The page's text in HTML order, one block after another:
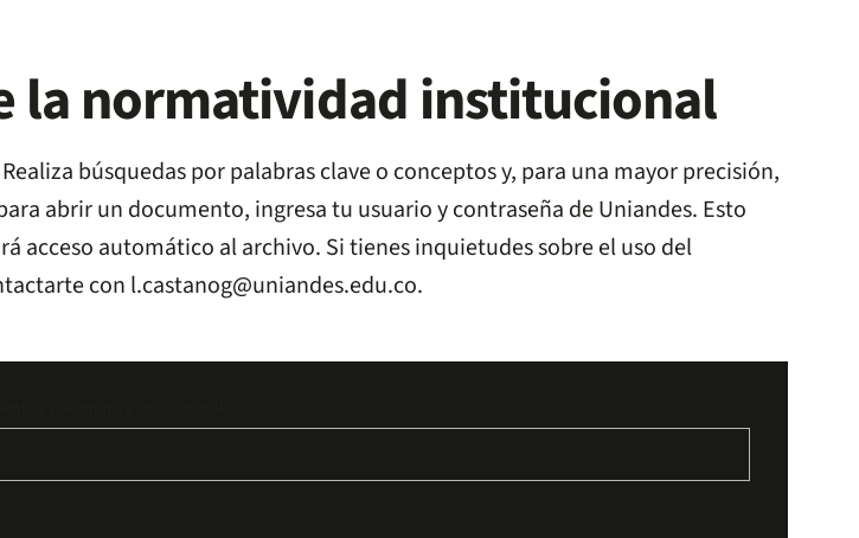
la normatividad institucional
búsquedas por palabras clave o conceptos y, para una mayor precisión,
abrir un documento, ingresa tu usuario y contraseña de Uniandes. Esto
automático al archivo. Si tienes inquietudes sobre el uso del
con l.castanog@uniandes.edu.co.